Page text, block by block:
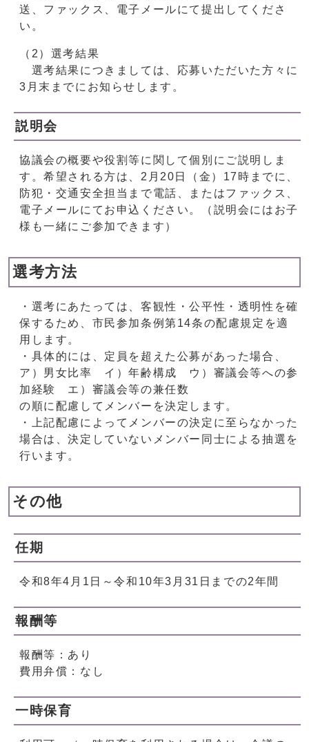
送、ファックス、電子メールにて提出してくださ
い。
（2）選考結果
選考結果につきましては、応募いただいた方々に
3月末までにお知らせします。
説明会
協議会の概要や役割等に関して個別にご説明しま
す。希望される方は、2月20日（金）17時までに、
防犯・交通安全担当まで電話、またはファックス、
電子メールにてお申込ください。（説明会にはお子
様も一緒にご参加できます）
選考方法
・選考にあたっては、客観性・公平性・透明性を確
保するため、市民参加条例第14条の配慮規定を適
用します。
・具体的には、定員を超えた公募があった場合、
ア）男女比率 イ）年齢構成 ウ）審議会等への参
加経験 エ）審議会等の兼任数
の順に配慮してメンバーを決定します。
・上記配慮によってメンバーの決定に至らなかった
場合は、決定していないメンバー同士による抽選を
行います。
その他
任期
令和8年4月1日～令和10年3月31日までの2年間
報酬等
報酬等：あり
費用弁償：なし
一時保育